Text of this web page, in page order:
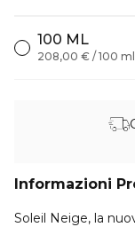
100 ML
208,00 € / 100 ml
Informazioni
Soleil Neige, la